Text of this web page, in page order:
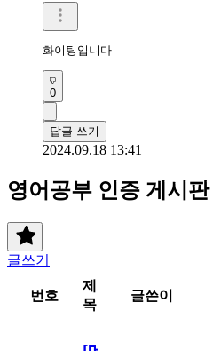
화이팅입니다
0
답글 쓰기
2024.09.18 13:41
영어공부 인증 게시판
글쓰기
번호
제
목
글쓴이